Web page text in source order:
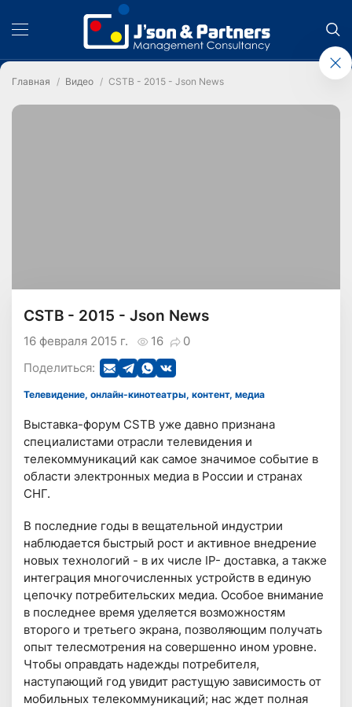
Главная Видео CSTB - 2015 - Json News
CSTB - 2015 - Json News
16 0
16 февраля 2015 г.
Поделиться:
Телевидение, онлайн-кинотеатры, контент, медиа
Выставка-форум CSTB уже давно признана
специалистами отрасли телевидения и
телекоммуникаций как самое значимое событие в
области электронных медиа в России и странах
СНГ.
В последние годы в вещательной индустрии
наблюдается быстрый рост и активное внедрение
новых технологий - в их числе IP- доставка, а также
интеграция многочисленных устройств в единую
цепочку потребительских медиа. Особое внимание
в последнее время уделяется возможностям
второго и третьего экрана, позволяющим получать
опыт телесмотрения на совершенно ином уровне.
Чтобы оправдать надежды потребителя,
наступающий год увидит растущую зависимость от
мобильных телекоммуникаций; нас ждет полная